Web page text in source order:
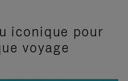
iconique pour
voyage